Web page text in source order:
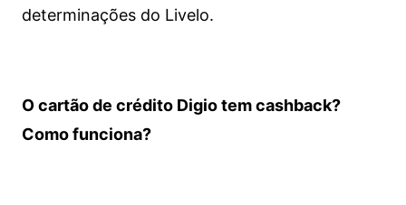
determinações do Livelo.
O cartão de crédito Digio tem cashback?
Como funciona?